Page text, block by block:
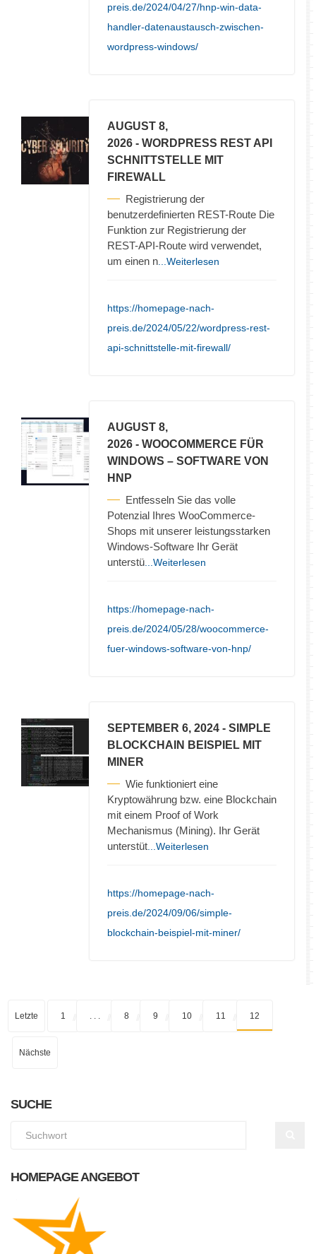
preis.de/2024/04/27/hnp-win-data-
handler-datenaustausch-zwischen-
wordpress-windows/
AUGUST 8,
2026 - WORDPRESS REST API
SCHNITTSTELLE MIT
FIREWALL
Registrierung der
benutzerdefinierten REST-Route Die
Funktion zur Registrierung der
REST-API-Route wird verwendet,
um einen n ...Weiterlesen
https://homepage-nach-
preis.de/2024/05/22/wordpress-rest-
api-schnittstelle-mit-firewall/
AUGUST 8,
2026 - WOOCOMMERCE FÜR
WINDOWS – SOFTWARE VON
HNP
Entfesseln Sie das volle
Potenzial Ihres WooCommerce-
Shops mit unserer leistungsstarken
Windows-Software Ihr Gerät
unterstü ...Weiterlesen
https://homepage-nach-
preis.de/2024/05/28/woocommerce-
fuer-windows-software-von-hnp/
SEPTEMBER 6, 2024 - SIMPLE
BLOCKCHAIN BEISPIEL MIT
MINER
Wie funktioniert eine
Kryptowährung bzw. eine Blockchain
mit einem Proof of Work
Mechanismus (Mining). Ihr Gerät
unterstüt ...Weiterlesen
https://homepage-nach-
preis.de/2024/09/06/simple-
blockchain-beispiel-mit-miner/
Letzte 1 8 9 10 11 12
Nächste
SUCHE
HOMEPAGE ANGEBOT